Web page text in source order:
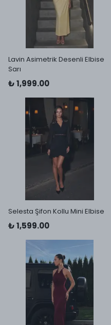
Lavin Asimetrik Desenli Elbise
Sarı
₺ 1,999.00
Selesta Şifon Kollu Mini Elbise
₺ 1,599.00